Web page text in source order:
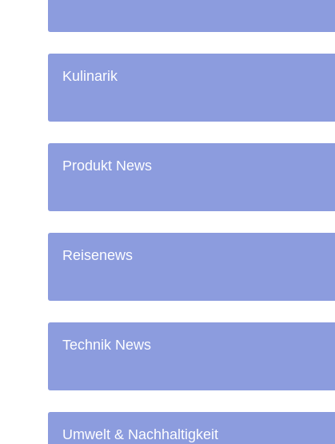
Kulinarik
Produkt News
Reisenews
Technik News
Umwelt & Nachhaltigkeit